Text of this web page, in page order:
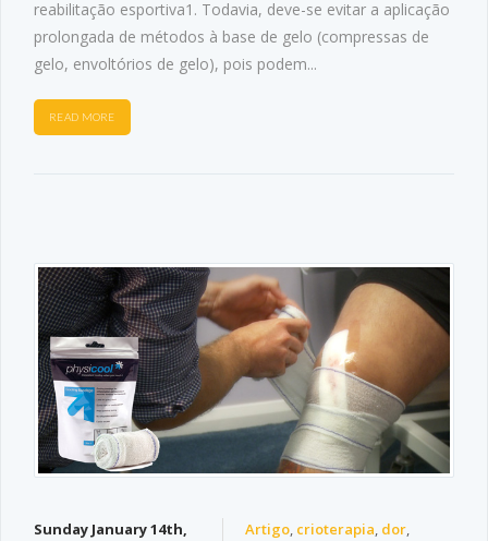
reabilitação esportiva1. Todavia, deve-se evitar a aplicação
prolongada de métodos à base de gelo (compressas de
gelo, envoltórios de gelo), pois podem...
READ MORE
Sunday January 14th,
Artigo, crioterapia, dor,